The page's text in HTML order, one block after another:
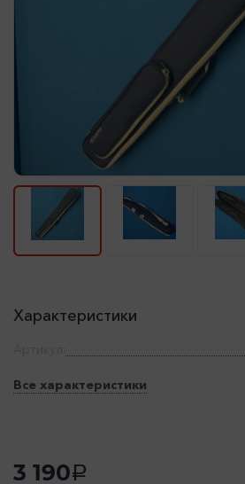
Характеристики
Все характеристики
3 190a